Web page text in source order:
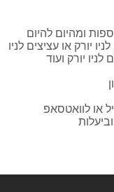
ומהיום להיום
יורק או עציצים לניו
יורק ועוד
או לוואטסאפ